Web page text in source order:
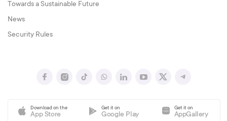
Towards a Sustainable Future
News
Security Rules
Download on the
App Store
Get it on
Google Play
Get it on
AppGallery